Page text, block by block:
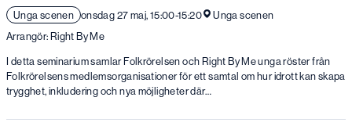
Unga scenen onsdag 27 maj, 15:00-15:20
Unga scenen
Arrangör: Right By Me
I detta seminarium samlar Folkrörelsen och Right By Me unga röster från
Folkrörelsens medlemsorganisationer för ett samtal om hur idrott kan skapa
trygghet, inkludering och nya möjligheter där…